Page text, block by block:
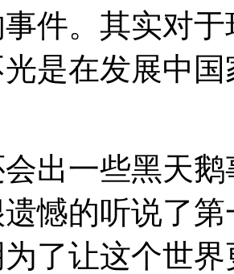
件。其实对
是在发展中
出一些黑天
憾的听说了
了让这个世